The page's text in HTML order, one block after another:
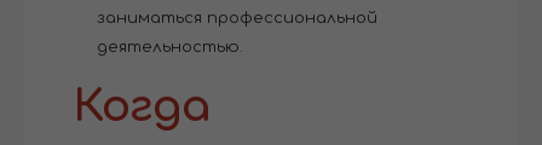
заниматься профессиональной
деятельностью.
Когда